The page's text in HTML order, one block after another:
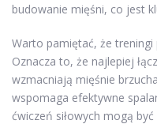
budowanie mięśni, co jest
Warto pamiętać, że treningi
Oznacza to, że najlepiej
wzmacniają mięśnie
wspomaga efektywne
ćwiczeń siłowych mogą